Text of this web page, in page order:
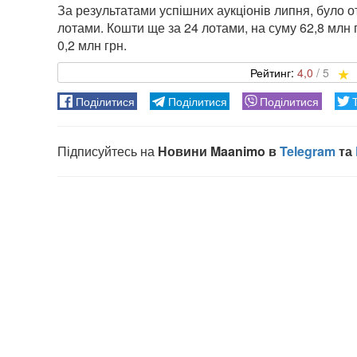
За результатами успішних аукціонів липня,
лотами. Кошти ще за 24 лотами, на суму 62,8 млн
0,2 млн грн.
4,0